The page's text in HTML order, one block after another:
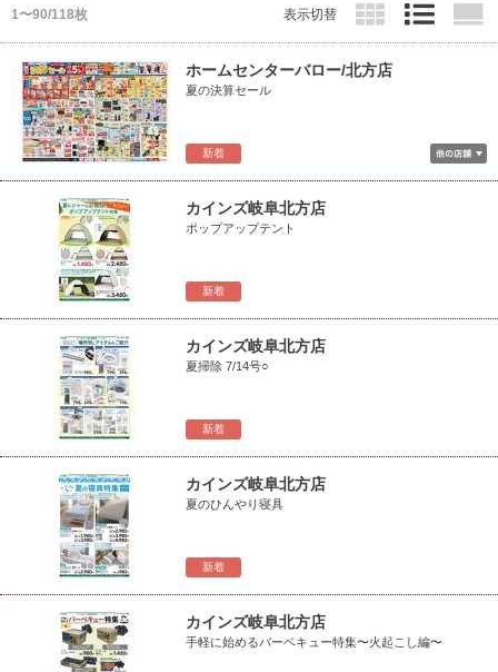
1〜90/118枚 表示切替
新着
ホームセンターバロー/北方店
夏の決算セール
新着
カインズ岐阜北方店
ポップアップテント
新着
カインズ岐阜北方店
夏掃除 7/14号○
新着
カインズ岐阜北方店
夏のひんやり寝具
カインズ岐阜北方店
手軽に始めるバーベキュー特集〜火起こし編〜